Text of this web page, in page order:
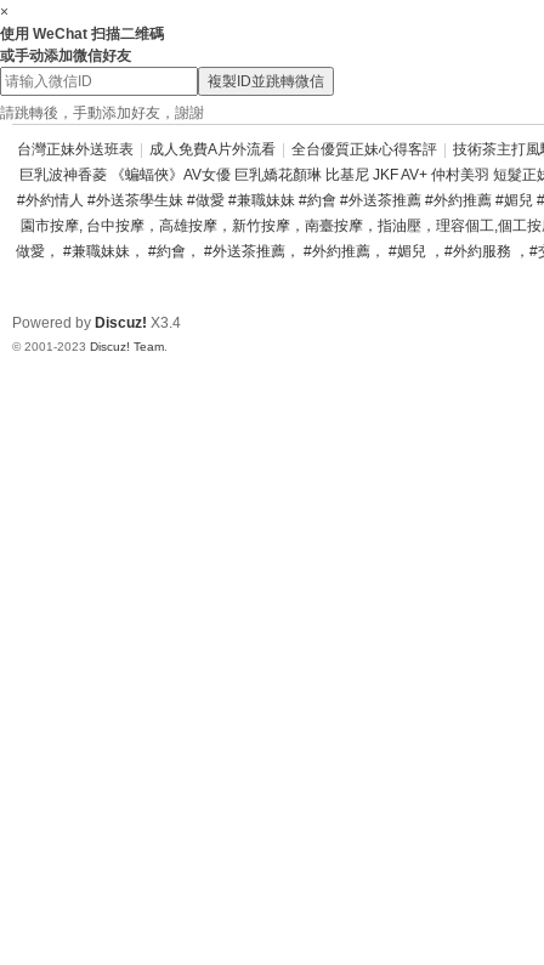
×
使用 WeChat 扫描二维碼
或手动添加微信好友
複製ID並跳轉微信
請跳轉後，手動添加好友，謝謝
台灣正妹外送班表 成人免費A片外流看 全台優質正妹心得客評
技術茶主打風
巨乳波神香菱 《蝙蝠俠》AV女優 巨乳嬌花顏琳 比基尼 JKF AV+ 仲村美羽 短髮
#外約情人 #外送茶學生妹 #做愛 #兼職妹妹 #約會 #外送茶推薦 #外約推薦 #媚兒
園市按摩, 台中按摩，高雄按摩，新竹按摩，南臺按摩，指油壓，理容個工,個工
做愛， #兼職妹妹， #約會， #外送茶推薦， #外約推薦， #媚兒 ，#外約服務 ，
Powered by Discuz! X3.4
© 2001-2023 Discuz! Team